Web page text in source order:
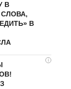
В
В
i